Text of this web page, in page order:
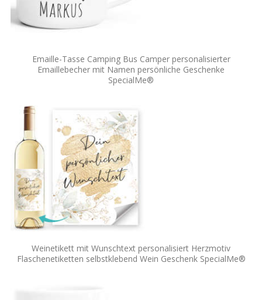
Emaille-Tasse Camping Bus Camper personalisierter
Emaillebecher mit Namen persönliche Geschenke
SpecialMe®
Weinetikett mit Wunschtext personalisiert Herzmotiv
Flaschenetiketten selbstklebend Wein Geschenk SpecialMe®